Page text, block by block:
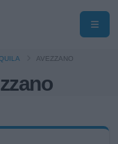
AVEZZANO